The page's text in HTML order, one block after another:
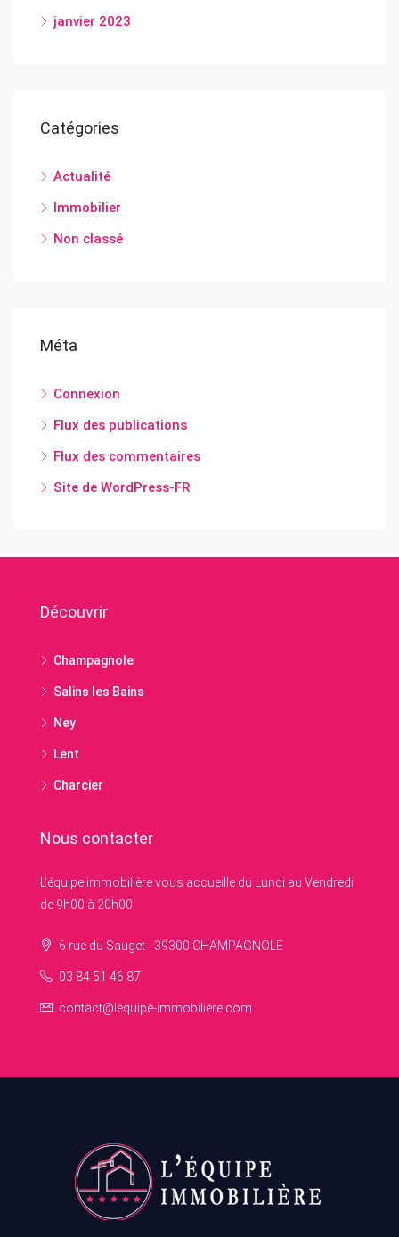
janvier 2023
Catégories
Actualité
Immobilier
Non classé
Méta
Connexion
Flux des publications
Flux des commentaires
Site de WordPress-FR
Découvrir
Champagnole
Salins les Bains
Ney
Lent
Charcier
Nous contacter
L'équipe immobilière vous accueille du Lundi au Vendredi
de 9h00 à 20h00
6 rue du Sauget - 39300 CHAMPAGNOLE
03 84 51 46 87
contact@lequipe-immobiliere.com